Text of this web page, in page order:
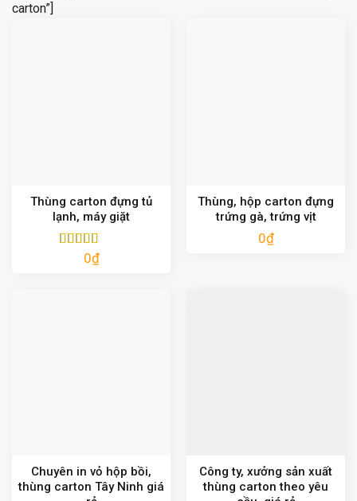
carton”]
Thùng carton đựng tủ
lạnh, máy giặt
Được xếp
0₫
Thùng, hộp carton đựng
trứng gà, trứng vịt
0₫
Chuyên in vỏ hộp bồi,
thùng carton Tây Ninh giá
Công ty, xưởng sản xuất
thùng carton theo yêu